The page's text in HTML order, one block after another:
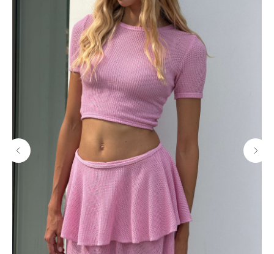
МАГАЗИНЫ
Потрогать, примерить,
ВЛЮБИТЬСЯ И КУПИТЬ
наш бренд вы можете по адресу